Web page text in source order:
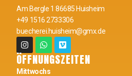
Am Bergle 1 86685 Huisheim
+49 1516 2733306
buecherei.huisheim@gmx.de
ÖFFNUNGSZEITEN
Mittwochs